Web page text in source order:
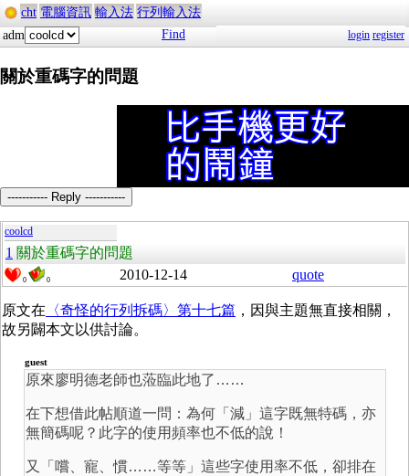
cht 電腦資訊 輸入法 行列輸入法
adm
Find login register
關於重碼字的問題
----------- Reply -----------
coolcd
1 關於重碼字的問題
0 0 2010-12-14 quote
原文在 〈奇怪的行列拆碼〉第十七篇 ，因與主題無直接相關，
故另闢本文以供討論。
guest
原來廖明德老師也蒞臨此地了……
在下想借此帖順道一問：為何「減」這字既無特碼，亦
無簡碼呢？此字的使用頻率也不低的說！
又「嚐、寵、慣……等等」這些字使用率不低，卻排在